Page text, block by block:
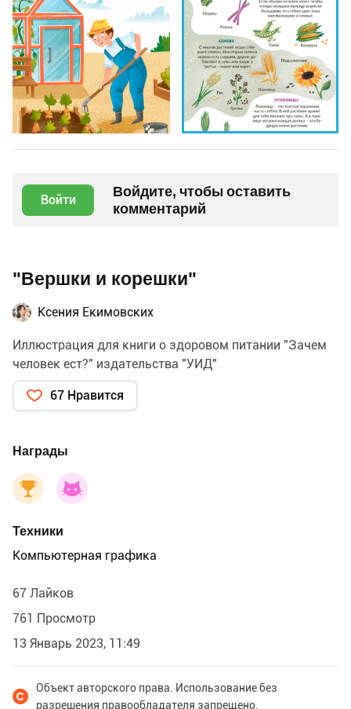
Войти
Войдите, чтобы оставить
комментарий
"Вершки и корешки"
Ксения Екимовских
Иллюстрация для книги о здоровом питании "Зачем
человек ест?" издательства "УИД"
67 Нравится
Награды
Техники
Компьютерная графика
67 Лайков
761 Просмотр
13 Январь 2023, 11:49
Объект авторского права. Использование без
разрешения правообладателя запрещено.